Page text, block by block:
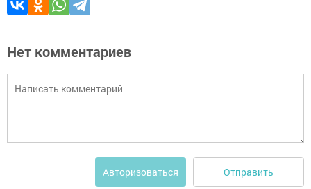
Нет комментариев
Авторизоваться Отправить